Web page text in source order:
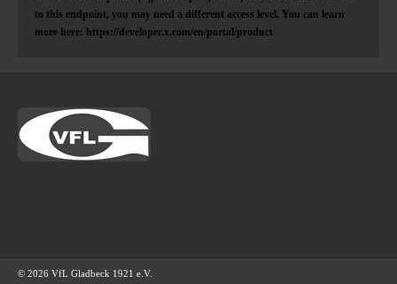
to this endpoint, you may need a different access level. You can learn
more here: https://developer.x.com/en/portal/product
© 2026 VfL Gladbeck 1921 e.V.